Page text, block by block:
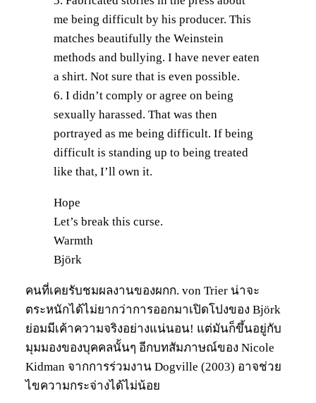
me being difficult by his producer. This
matches beautifully the Weinstein
methods and bullying. I have never eaten
a shirt. Not sure that is even possible.
6. I didn’t comply or agree on being
sexually harassed. That was then
portrayed as me being difficult. If being
difficult is standing up to being treated
like that, I’ll own it.
Hope
Let’s break this curse.
Warmth
Björk
คนที่เคยรับชมผลงานของผกก. von Trier น่าจะ
ตระหนักได้ไม่ยากว่าการออกมาเปิดโปงของ Björk
ย่อมมีเค้าความจริงอย่างแน่นอน! แต่มันก็ขึ้นอยู่กับ
มุมมองของบุคคลนั้นๆ อีกบทสัมภาษณ์ของ Nicole
Kidman จากการร่วมงาน Dogville (2003) อาจช่วย
ไขความกระจ่างได้ไม่น้อย